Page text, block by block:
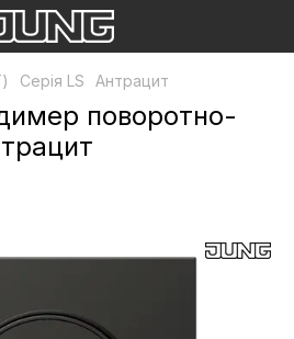
Серія LS Антрацит
поворотно-